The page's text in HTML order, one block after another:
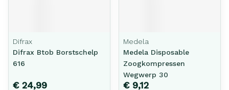
Difrax
Difrax Btob Borstschelp
616
€ 24,99
Medela
Medela Disposable
Zoogkompressen
Wegwerp 30
€ 9,12